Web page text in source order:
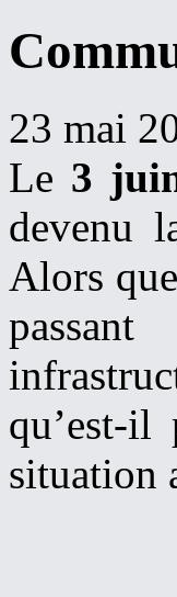
23 mai
Le 3
devenu
Alors
qu’est-
situation